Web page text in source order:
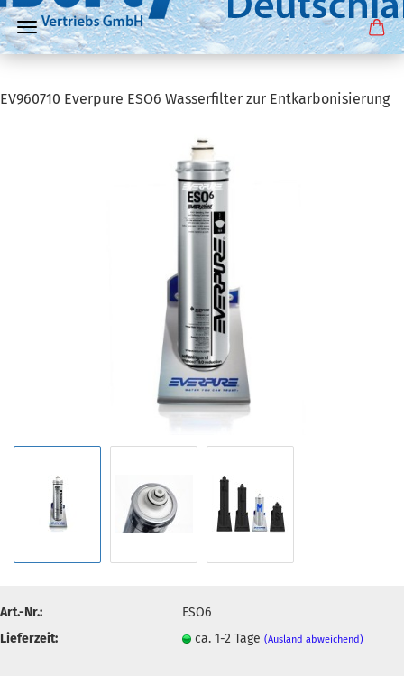
EV960710 Everpure ESO6 Wasserfilter zur Entkarbonisierung
Art.-Nr.:
ESO6
Lieferzeit:
ca. 1-2 Tage (Ausland abweichend)